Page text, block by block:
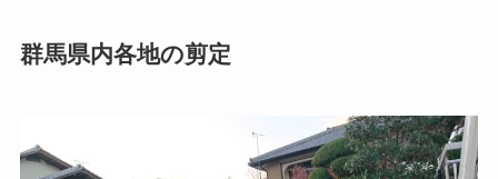
群馬県内各地の剪定